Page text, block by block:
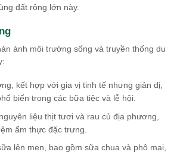
đất rộng lớn này.
ánh môi trường sống và truyền thống du
kết hợp với gia vị tinh tế nhưng giản dị,
biến trong các bữa tiệc và lễ hội.
liệu thịt tươi và rau củ địa phương,
ẩm thực đặc trưng.
lên men, bao gồm sữa chua và phô mai,